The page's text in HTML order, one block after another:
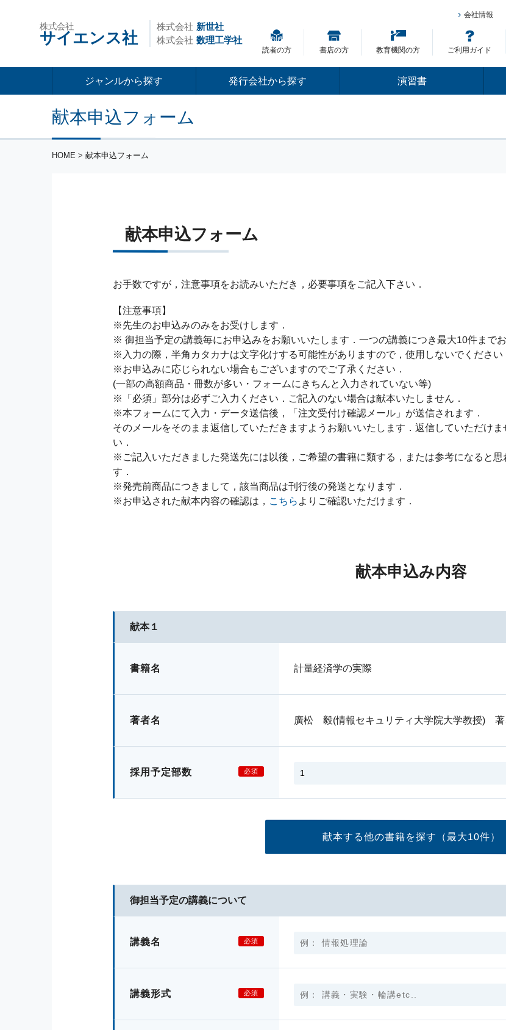
株式会社
サイエンス社
株式会社 新世社
株式会社 数理工学社
会社情報
読者の方 書店の方 教育機関の方 ご利用ガイド
ジャンルから探す 発行会社から探す 演習書
献本申込フォーム
HOME > 献本申込フォーム
献本申込フォーム
お手数ですが，注意事項をお読みいただき，必要事項をご記入下さい．
【注意事項】
※先生のお申込みのみをお受けします．
※ 御担当予定の講義毎にお申込みをお願いいたします．一つの講義につき最大10件まで
※入力の際，半角カタカナは文字化けする可能性がありますので，使用しないでください
※お申込みに応じられない場合もございますのでご了承ください．
(一部の高額商品・冊数が多い・フォームにきちんと入力されていない等)
※「必須」部分は必ずご入力ください．ご記入のない場合は献本いたしません．
※本フォームにて入力・データ送信後，「注文受付け確認メール」が送信されます．
そのメールをそのまま返信していただきますようお願いいたします．返信していただけ
い．
※ご記入いただきました発送先には以後，ご希望の書籍に類する，または参考になると
す．
※発売前商品につきまして，該当商品は刊行後の発送となります．
※お申込された献本内容の確認は， こちら よりご確認いただけます．
献本申込み内容
献本１
書籍名 計量経済学の実際
著者名 廣松 毅(情報セキュリティ大学院大学教授)
採用予定部数 必須
献本する他の書籍を探す （最大10件）
御担当予定の講義について
講義名 必須
講義形式 必須